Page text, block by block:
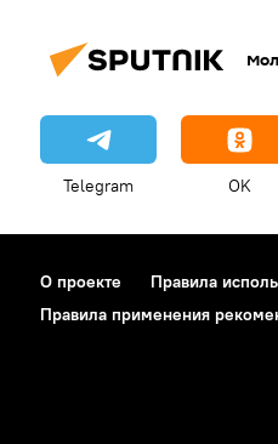
Telegram OK
О проекте Правила
Правила применения